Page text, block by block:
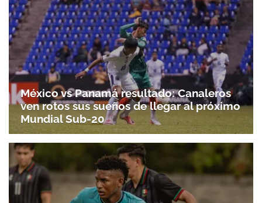
México vs Panamá resultado: Canaleros
ven rotos sus sueños de llegar al próximo
Mundial Sub-20